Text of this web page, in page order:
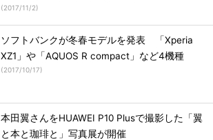
(2017/11/2)
ソフトバンクが冬春モデルを発表 「Xperia
XZ1」や「AQUOS R compact」など4機種
(2017/10/17)
本田翼さんをHUAWEI P10 Plusで撮影した「翼
と本と珈琲と」写真展が開催